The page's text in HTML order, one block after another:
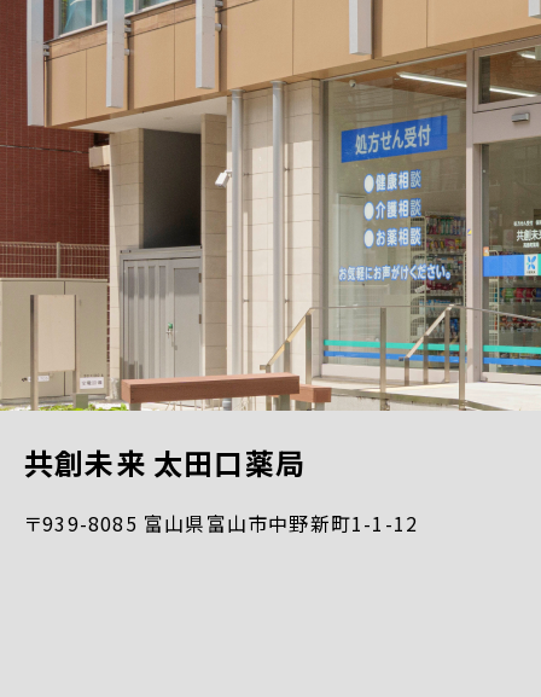
共創未来 太田口薬局
〒939-8085 富山県富山市中野新町1-1-12